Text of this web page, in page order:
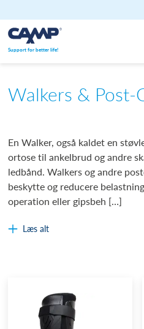
Gå til indhold
Support for better life!
Walkers & Post-
En Walker, også kaldet en
ortose til ankelbrud og andre
ledbånd. Walkers og andre
beskytte og reducere
operation eller gipsbeh […]
Læs alt